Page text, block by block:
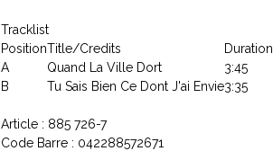
Tracklist
PositionTitle/Credits
Duration
A
Quand La Ville Dort
3:45
B
Tu Sais Bien Ce Dont J'ai Envie3:35
Article : 885 726-7
Code Barre : 042288572671